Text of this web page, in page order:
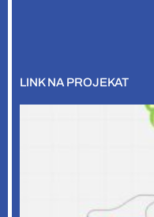
LINK NA PROJEKAT